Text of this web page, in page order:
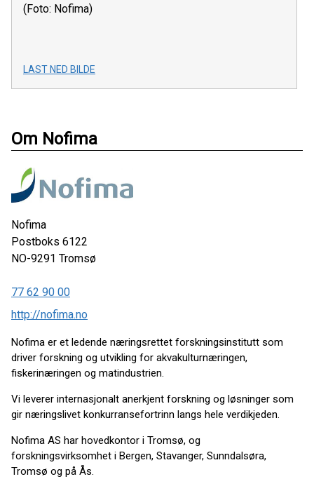
(Foto: Nofima)
LAST NED BILDE
Om Nofima
Nofima
Postboks 6122
NO-9291 Tromsø
77 62 90 00
http://nofima.no
Nofima er et ledende næringsrettet forskningsinstitutt som
driver forskning og utvikling for akvakulturnæringen,
fiskerinæringen og matindustrien.
Vi leverer internasjonalt anerkjent forskning og løsninger som
gir næringslivet konkurransefortrinn langs hele verdikjeden.
Nofima AS har hovedkontor i Tromsø, og
forskningsvirksomhet i Bergen, Stavanger, Sunndalsøra,
Tromsø og på Ås.